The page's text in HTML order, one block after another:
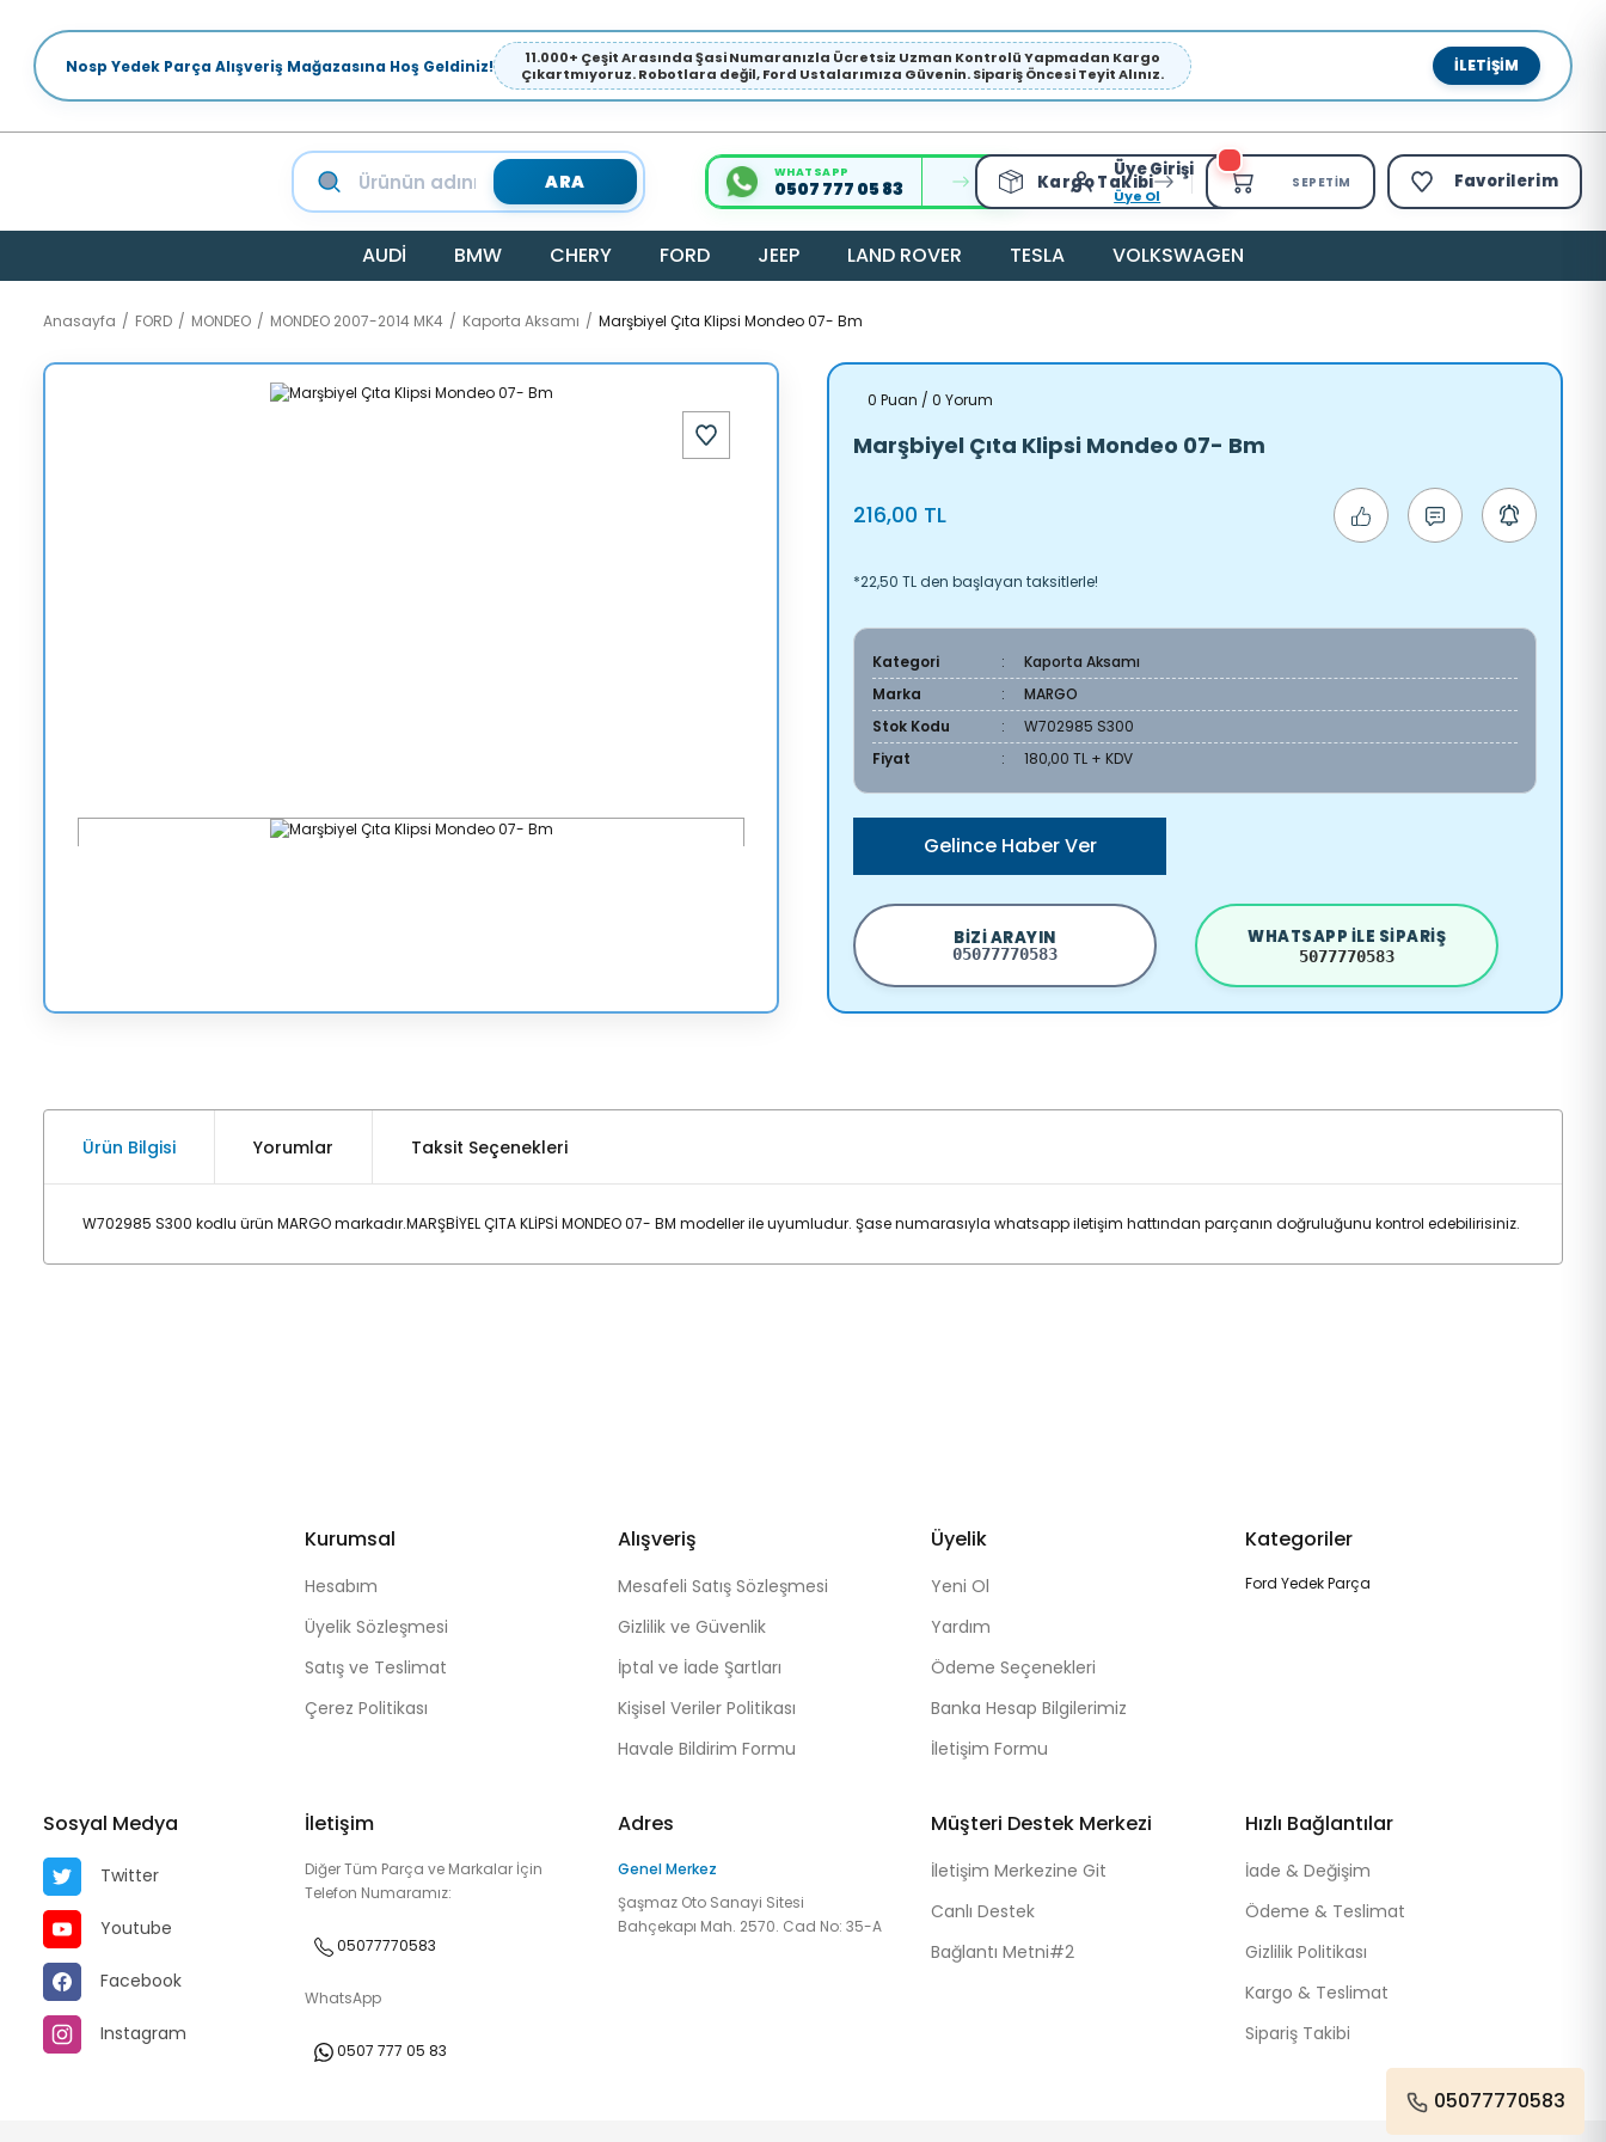
Nosp Yedek Parça Alışveriş Mağazasına Hoş Geldiniz!
11.000+ Çeşit Arasında Şasi Numaranızla Ücretsiz Uzman Kontrolü Yapmadan Kargo
Çıkartmıyoruz. Robotlara değil, Ford Ustalarımıza Güvenin. Sipariş Öncesi Teyit Alınız.
İLETIŞIM
ARA WHATSAPP
0507 777 05 83 Kargo Takibi
Üye Girişi
Üye Ol
SEPETIM Favorilerim
AUDİ BMW CHERY FORD JEEP LAND ROVER TESLA VOLKSWAGEN
Anasayfa FORD MONDEO MONDEO 2007-2014 MK4 Kaporta Aksamı Marşbiyel Çıta Klipsi Mondeo 07- Bm
0 Puan / 0 Yorum
Marşbiyel Çıta Klipsi Mondeo 07- Bm
216,00 TL
*22,50 TL den başlayan taksitlerle!
Kategori
Kaporta Aksamı
Marka
MARGO
Stok Kodu
W702985 S300
Fiyat
180,00 TL + KDV
Gelince Haber Ver
BIZI ARAYIN
05077770583
WHATSAPP ILE SIPARIŞ
5077770583
Ürün Bilgisi Yorumlar Taksit Seçenekleri
W702985 S300 kodlu ürün MARGO markadır.MARŞBİYEL ÇITA KLİPSİ MONDEO 07- BM modeller ile uyumludur. Şase numarasıyla whatsapp iletişim hattından parçanın doğruluğunu kontrol edebilirisiniz.
Kurumsal
Hesabım
Üyelik Sözleşmesi
Satış ve Teslimat
Çerez Politikası
Alışveriş
Mesafeli Satış Sözleşmesi
Gizlilik ve Güvenlik
İptal ve İade Şartları
Kişisel Veriler Politikası
Havale Bildirim Formu
Üyelik
Yeni Ol
Yardım
Ödeme Seçenekleri
Banka Hesap Bilgilerimiz
İletişim Formu
Kategoriler
Ford Yedek Parça
Sosyal Medya
Twitter
Youtube
Facebook
Instagram
İletişim
Diğer Tüm Parça ve Markalar İçin
Telefon Numaramız:
05077770583
WhatsApp
0507 777 05 83
Adres
Genel Merkez
Şaşmaz Oto Sanayi Sitesi
Bahçekapı Mah. 2570. Cad No: 35-A
Müşteri Destek Merkezi
İletişim Merkezine Git
Canlı Destek
Bağlantı Metni#2
Hızlı Bağlantılar
İade & Değişim
Ödeme & Teslimat
Gizlilik Politikası
Kargo & Teslimat
Sipariş Takibi
05077770583